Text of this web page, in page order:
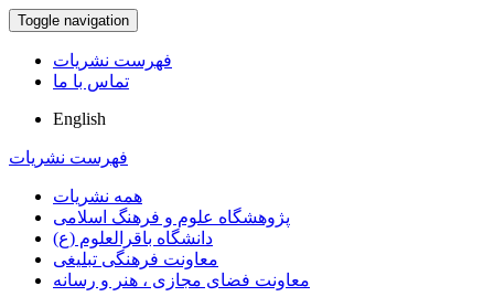
Toggle navigation
فهرست نشریات
تماس با ما
English
فهرست نشریات
همه نشریات
پژوهشگاه علوم و فرهنگ اسلامی
دانشگاه باقرالعلوم (ع)
معاونت فرهنگی تبلیغی
معاونت فضای مجازی ، هنر و رسانه